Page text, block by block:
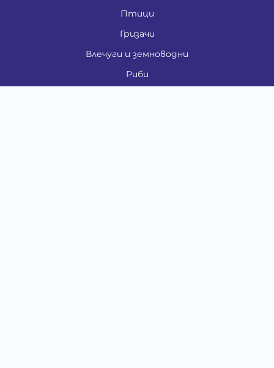
Птици
Гризачи
Влечуги и земноводни
Риби